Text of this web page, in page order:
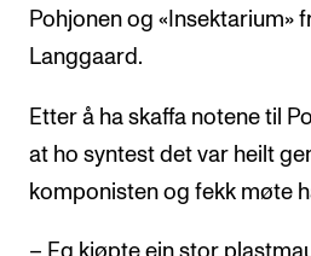
Pohjonen og «Insektarium»
Langgaard.
Etter å ha skaffa notene til
at ho syntest det var heilt
komponisten og fekk møte